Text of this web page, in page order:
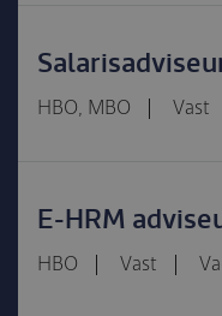
HBO, MBO Vast
E-HRM
HBO Vast